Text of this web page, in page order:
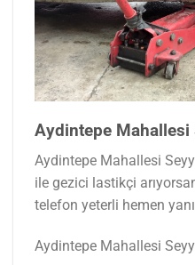
Aydintepe Mahallesi
Aydintepe Mahallesi
ile gezici lastikçi
telefon yeterli hemen
Aydintepe Mahallesi